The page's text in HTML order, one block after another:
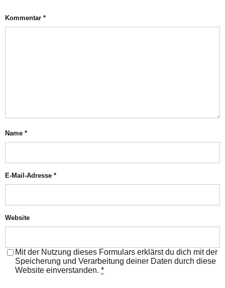
Kommentar *
Name *
E-Mail-Adresse *
Website
Mit der Nutzung dieses Formulars erklärst du dich mit der
Speicherung und Verarbeitung deiner Daten durch diese
Website einverstanden. *